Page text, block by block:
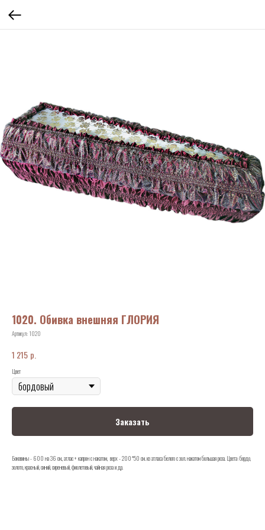
1020. Обивка внешняя ГЛОРИЯ
Артикул: 1020
1 215 р.
Цвет
Заказать
Боковины - 600 на 36 см., атлас + капрон с накатом, верх - 200*50 см. из атласа белого с зол. накатом большая роза. Цвета: бордо,
золото, красный, синий, сиреневый, фиолетовый, чайная роза и др.